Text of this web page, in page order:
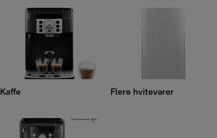
Kaffe Flere hvitevarer